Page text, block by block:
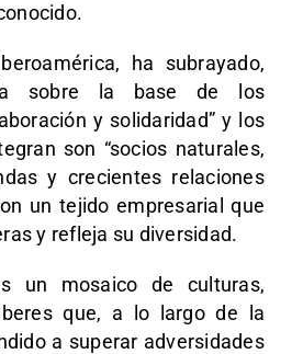
ha subrayado,
sobre la base de los
y solidaridad” y los
son “socios naturales,
y crecientes relaciones
un tejido empresarial que
y refleja su diversidad.
un mosaico de culturas,
que, a lo largo de la
a superar adversidades